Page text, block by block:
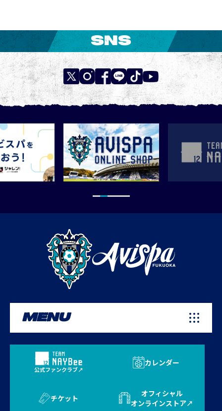
SNS
MENU
公式ファンクラブ
カレンダー
チケット
オフィシャル
オンラインストア